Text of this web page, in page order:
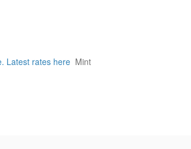
Latest rates here Mint